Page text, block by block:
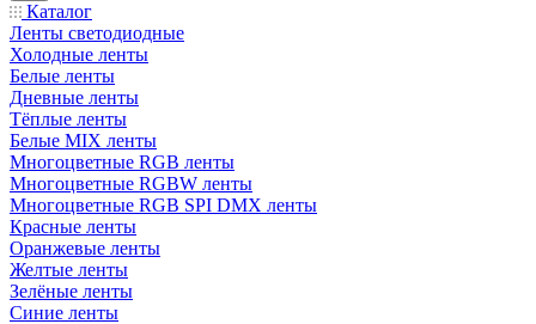
Каталог
Ленты светодиодные
Холодные ленты
Белые ленты
Дневные ленты
Тёплые ленты
Белые MIX ленты
Многоцветные RGB ленты
Многоцветные RGBW ленты
Многоцветные RGB SPI DMX ленты
Красные ленты
Оранжевые ленты
Желтые ленты
Зелёные ленты
Синие ленты